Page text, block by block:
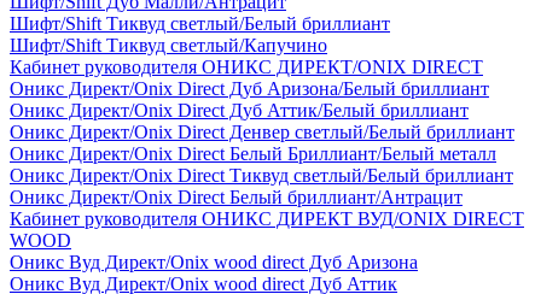
Шифт/Shift Тиквуд светлый/Белый бриллиант
Шифт/Shift Тиквуд светлый/Капучино
Кабинет руководителя ОНИКС ДИРЕКТ/ONIX DIRECT
Оникс Директ/Onix Direct Дуб Аризона/Белый бриллиант
Оникс Директ/Onix Direct Дуб Аттик/Белый бриллиант
Оникс Директ/Onix Direct Денвер светлый/Белый бриллиант
Оникс Директ/Onix Direct Белый Бриллиант/Белый металл
Оникс Директ/Onix Direct Тиквуд светлый/Белый бриллиант
Оникс Директ/Onix Direct Белый бриллиант/Антрацит
Кабинет руководителя ОНИКС ДИРЕКТ ВУД/ONIX DIRECT
WOOD
Оникс Вуд Директ/Onix wood direct Дуб Аризона
Оникс Вуд Директ/Onix wood direct Дуб Аттик